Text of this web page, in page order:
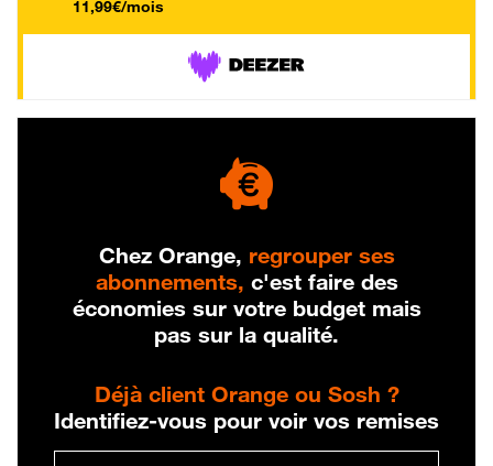
11,99€/mois
Chez Orange, regrouper ses
abonnements, c'est faire des
économies sur votre budget mais
pas sur la qualité.
Déjà client Orange ou Sosh ?
Identifiez-vous pour voir vos remises